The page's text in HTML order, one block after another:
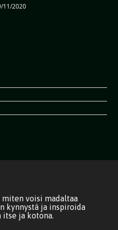
11/2020
voisi madaltaa
kynnystä ja inspiroida
ja kotona.